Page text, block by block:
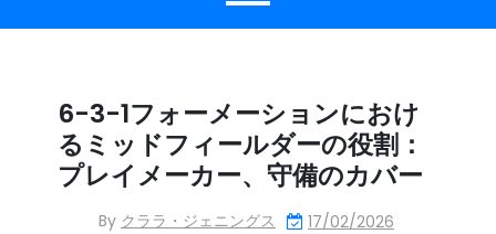
6-3-1フォーメーションにおけ
るミッドフィールダーの役割：
プレイメーカー、守備のカバー
By クララ・ジェニングス 17/02/2026